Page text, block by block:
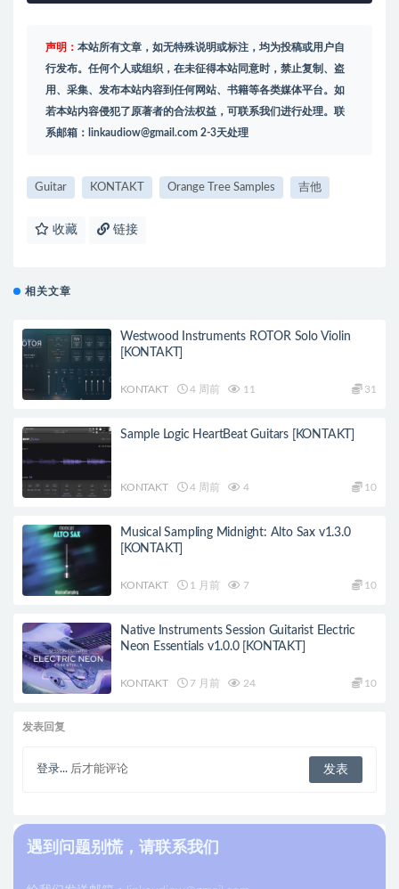
声明： 本站所有文章，如无特殊说明或标注，均为投稿或用户自
行发布。任何个人或组织，在未征得本站同意时，禁止复制、盗
用、采集、发布本站内容到任何网站、书籍等各类媒体平台。如
若本站内容侵犯了原著者的合法权益，可联系我们进行处理。联
系邮箱： linkaudiow@gmail.com 2-3天处理
Guitar KONTAKT Orange Tree Samples 吉他
收藏 链接
相关文章
Westwood Instruments ROTOR Solo Violin
[KONTAKT]
KONTAKT 4 周前 11 31
Sample Logic HeartBeat Guitars [KONTAKT]
KONTAKT 4 周前 4 10
Musical Sampling Midnight: Alto Sax v1.3.0
[KONTAKT]
KONTAKT 1 月前 7 10
Native Instruments Session Guitarist Electric
Neon Essentials v1.0.0 [KONTAKT]
KONTAKT 7 月前 24 10
发表回复
登录... 后才能评论
遇到问题别慌，请联系我们